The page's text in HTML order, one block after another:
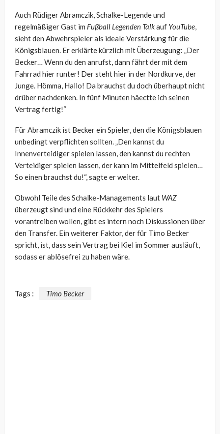
Auch Rüdiger Abramczik, Schalke-Legende und
regelmäßiger Gast im Fußball Legenden Talkauf YouTube,
sieht den Abwehrspieler als ideale Verstärkung für die
Königsblauen. Er erklärte kürzlich mit Überzeugung: „Der
Becker… Wenn du den anrufst, dann fährt der mit dem
Fahrrad hier runter! Der steht hier in der Nordkurve, der
Junge. Hömma, Hallo! Da brauchst du doch überhaupt nicht
drüber nachdenken. In fünf Minuten häectte ich seinen
Vertrag fertig!“
Für Abramczik ist Becker ein Spieler, den die Königsblauen
unbedingt verpflichten sollten. „Den kannst du
Innenverteidiger spielen lassen, den kannst du rechten
Verteidiger spielen lassen, der kann im Mittelfeld spielen…
So einen brauchst du!“, sagte er weiter.
Obwohl Teile des Schalke-Managements laut WAZ
überzeugt sind und eine Rückkehr des Spielers
vorantreiben wollen, gibt es intern noch Diskussionen über
den Transfer. Ein weiterer Faktor, der für Timo Becker
spricht, ist, dass sein Vertrag bei Kiel im Sommer ausläuft,
sodass er ablösefrei zu haben wäre.
Tags : Timo Becker